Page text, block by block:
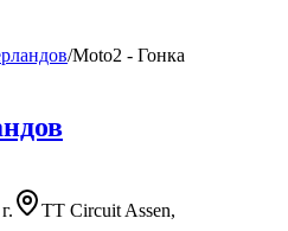
/Moto2 - Гонка
TT Circuit Assen,